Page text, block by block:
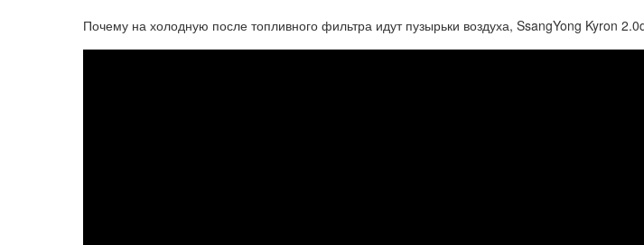
Почему на холодную после топливного фильтра идут пузырьки воздуха, SsangYong Kyron